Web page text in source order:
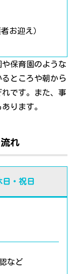
お迎え）
保育園のような
ところや朝から
です。また、事
ります。
れ
日・祝日
など